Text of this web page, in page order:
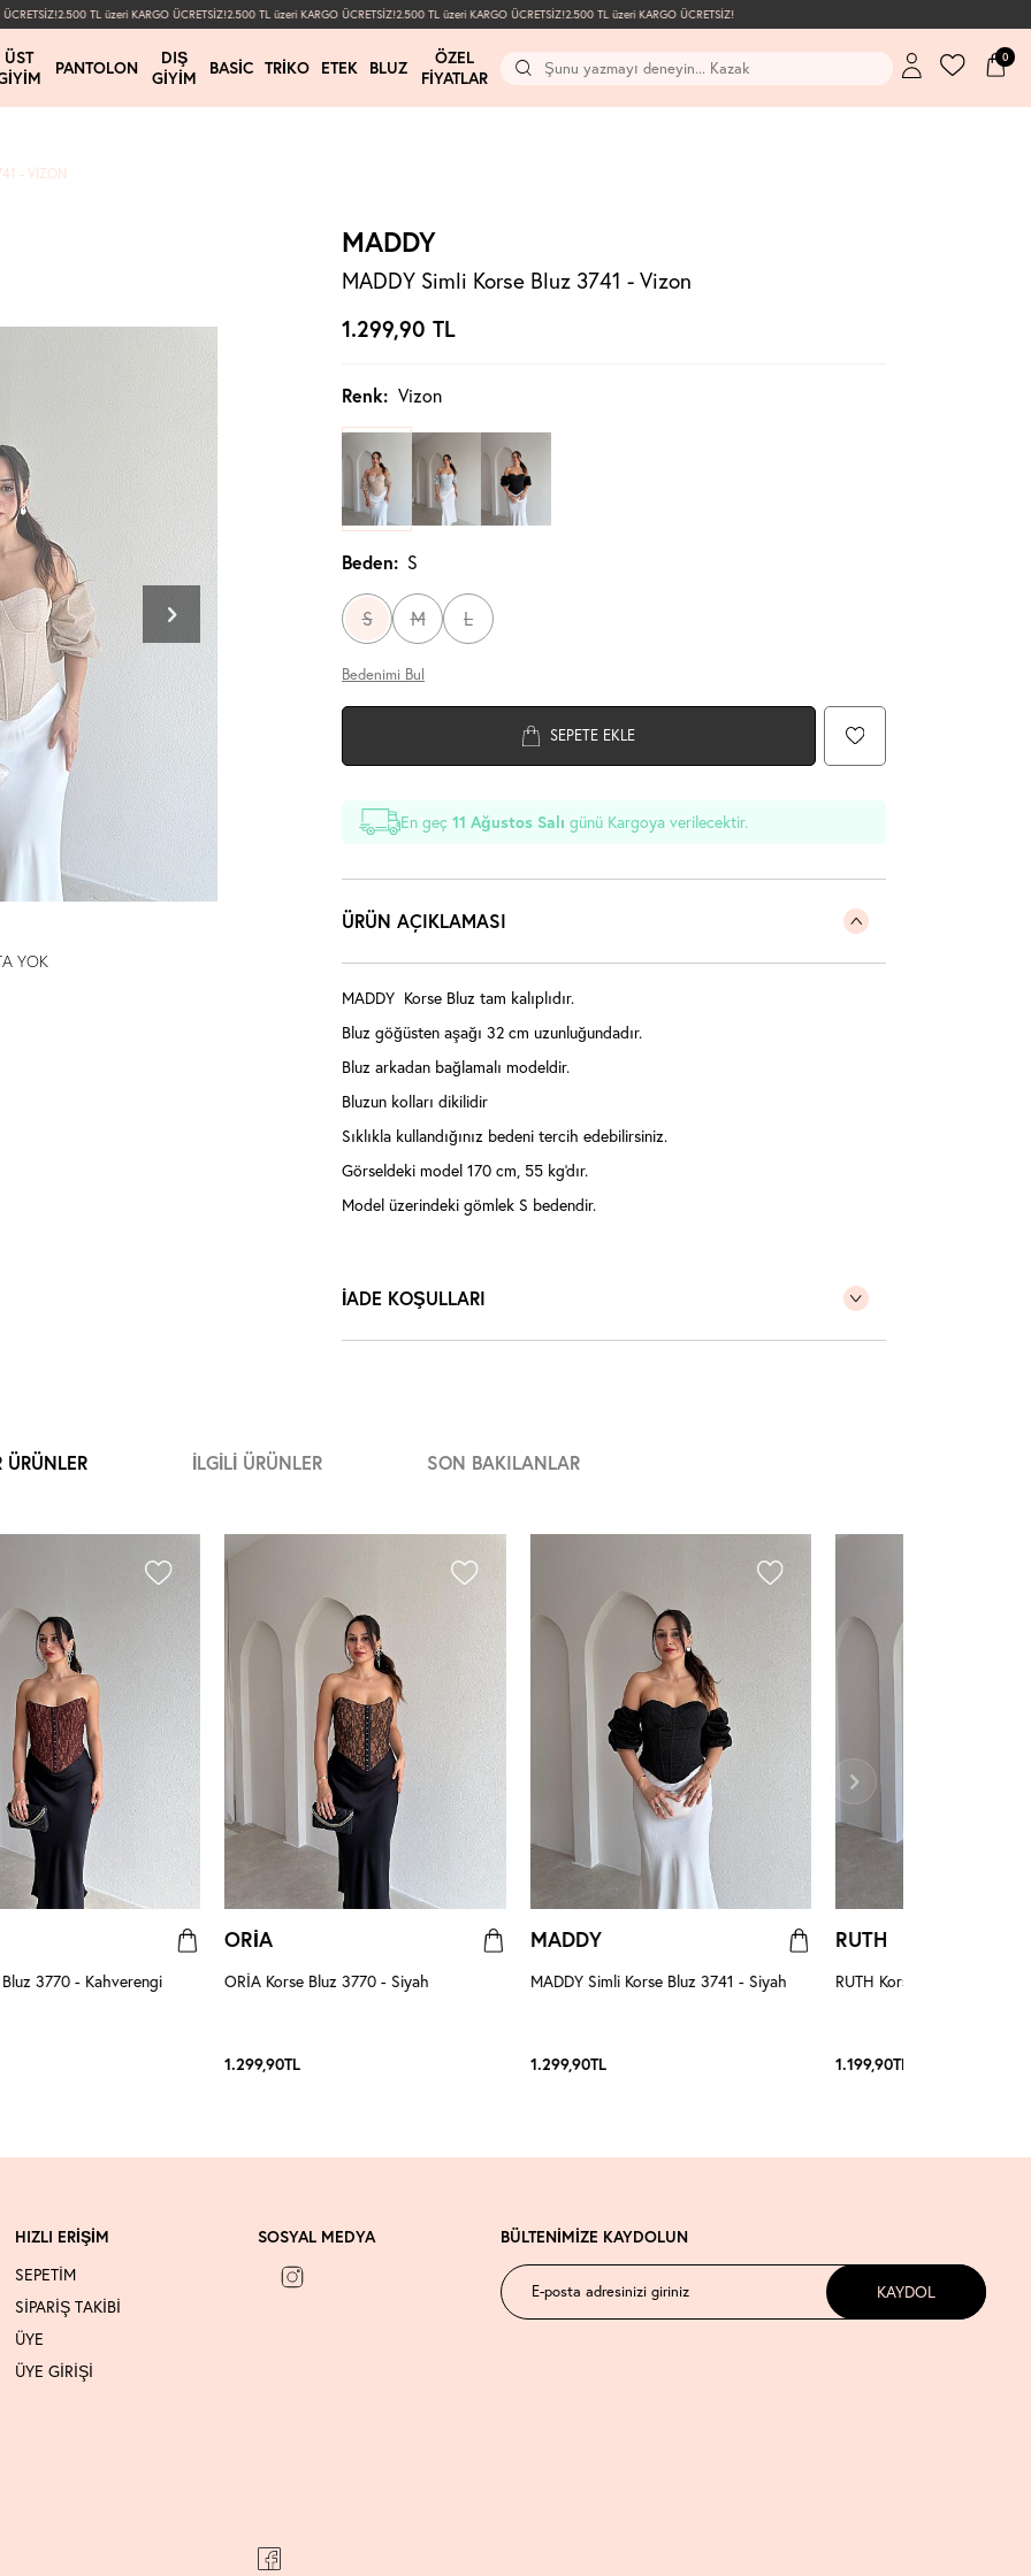
2.500 TL üzeri KARGO ÜCRETSİZ!2.500 TL üzeri KARGO ÜCRETSİZ!2.500 TL üzeri KARGO ÜCRETSİZ!2.500 TL üzeri KARGO ÜCRETSİZ!
ÜST
PANTOLON
DIŞ
GIYIM
BASIC TRIKO ETEK BLUZ
ÖZEL
FIYATLAR
0
- VIZON
YOK
MADDY
MADDY Simli Korse Bluz 3741 - Vizon
1.299,90 TL
Renk: Vizon
Beden: S
S M L
Bedenimi Bul
SEPETE EKLE
En geç11 Ağustos Salı günü Kargoya verilecektir.
ÜRÜN AÇIKLAMASI
MADDY Korse Bluz tam kalıplıdır.
Bluz göğüsten aşağı 32 cm uzunluğundadır.
Bluz arkadan bağlamalı modeldir.
Bluzun kolları dikilidir
Sıklıkla kullandığınız bedeni tercih edebilirsiniz.
Görseldeki model 170 cm, 55 kg'dır.
Model üzerindeki gömlek S bedendir.
İADE KOŞULLARI
ÜRÜNLER İLGILI ÜRÜNLER SON BAKILANLAR
3770 - Kahverengi
ORİA
ORİA Korse Bluz 3770 - Siyah
1.299,90TL
MADDY
MADDY Simli Korse Bluz 3741 - Siyah
1.299,90TL
RUTH
RUTH Korseli Bluz 3008 -
1.199,90TL
HIZLI ERİŞİM
SEPETİM
SİPARİŞ TAKİBİ
ÜYE
ÜYE GİRİŞİ
SOSYAL MEDYA BÜLTENİMİZE KAYDOLUN
KAYDOL